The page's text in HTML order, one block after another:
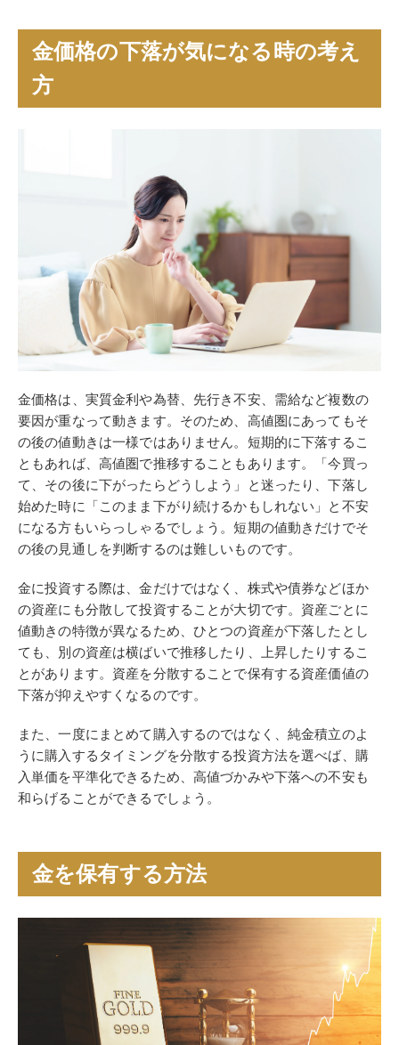
金価格の下落が気になる時の考え
方
金価格は、実質金利や為替、先行き不安、需給など複数の
要因が重なって動きます。そのため、高値圏にあってもそ
の後の値動きは一様ではありません。短期的に下落するこ
ともあれば、高値圏で推移することもあります。「今買っ
て、その後に下がったらどうしよう」と迷ったり、下落し
始めた時に「このまま下がり続けるかもしれない」と不安
になる方もいらっしゃるでしょう。短期の値動きだけでそ
の後の見通しを判断するのは難しいものです。
金に投資する際は、金だけではなく、株式や債券などほか
の資産にも分散して投資することが大切です。資産ごとに
値動きの特徴が異なるため、ひとつの資産が下落したとし
ても、別の資産は横ばいで推移したり、上昇したりするこ
とがあります。資産を分散することで保有する資産価値の
下落が抑えやすくなるのです。
また、一度にまとめて購入するのではなく、純金積立のよ
うに購入するタイミングを分散する投資方法を選べば、購
入単価を平準化できるため、高値づかみや下落への不安も
和らげることができるでしょう。
金を保有する方法